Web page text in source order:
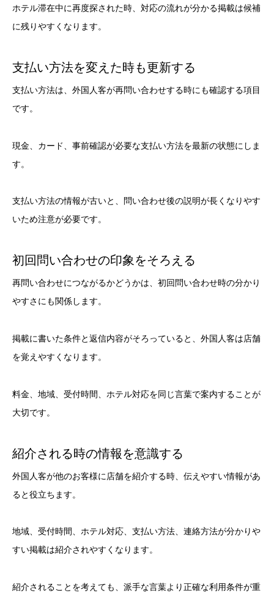
ホテル滞在中に再度探された時、対応の流れが分かる掲載は候補
に残りやすくなります。
支払い方法を変えた時も更新する
支払い方法は、外国人客が再問い合わせする時にも確認する項目
です。
現金、カード、事前確認が必要な支払い方法を最新の状態にしま
す。
支払い方法の情報が古いと、問い合わせ後の説明が長くなりやす
いため注意が必要です。
初回問い合わせの印象をそろえる
再問い合わせにつながるかどうかは、初回問い合わせ時の分かり
やすさにも関係します。
掲載に書いた条件と返信内容がそろっていると、外国人客は店舗
を覚えやすくなります。
料金、地域、受付時間、ホテル対応を同じ言葉で案内することが
大切です。
紹介される時の情報を意識する
外国人客が他のお客様に店舗を紹介する時、伝えやすい情報があ
ると役立ちます。
地域、受付時間、ホテル対応、支払い方法、連絡方法が分かりや
すい掲載は紹介されやすくなります。
紹介されることを考えても、派手な言葉より正確な利用条件が重